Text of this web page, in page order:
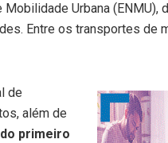
Urbana (ENMU),
Entre os transportes de
de
além de
primeiro